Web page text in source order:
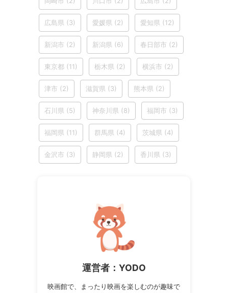
広島県 (3) 愛媛県 (2) 愛知県 (12)
新潟市 (2) 新潟県 (6) 春日部市 (2)
東京都 (11) 栃木県 (2) 横浜市 (2)
津市 (2) 滋賀県 (3) 熊本県 (2)
石川県 (5) 神奈川県 (8) 福岡市 (3)
福岡県 (11) 群馬県 (4) 茨城県 (4)
金沢市 (3) 静岡県 (2) 香川県 (3)
運営者：YODO
映画館で、まったり映画を楽しむのが趣味で